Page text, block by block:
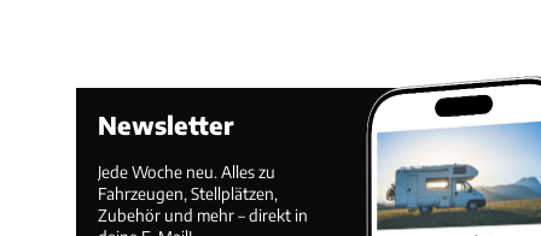
Newsletter
Jede Woche neu. Alles zu
Fahrzeugen, Stellplätzen,
Zubehör und mehr – direkt in